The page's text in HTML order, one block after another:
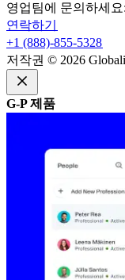
영업팀에 문의하세요:​​
연락하기​​
+1 (888)-855-5328​​
저작권 © 2026
G-P 제품​​